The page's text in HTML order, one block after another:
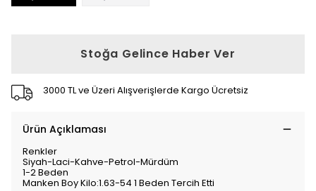
Stoğa Gelince Haber Ver
3000 TL ve Üzeri Alışverişlerde Kargo Ücretsiz
Ürün Açıklaması
Renkler
Siyah-Laci-Kahve-Petrol-Mürdüm
1-2 Beden
Manken Boy Kilo:1.63-54 1 Beden Tercih Etti